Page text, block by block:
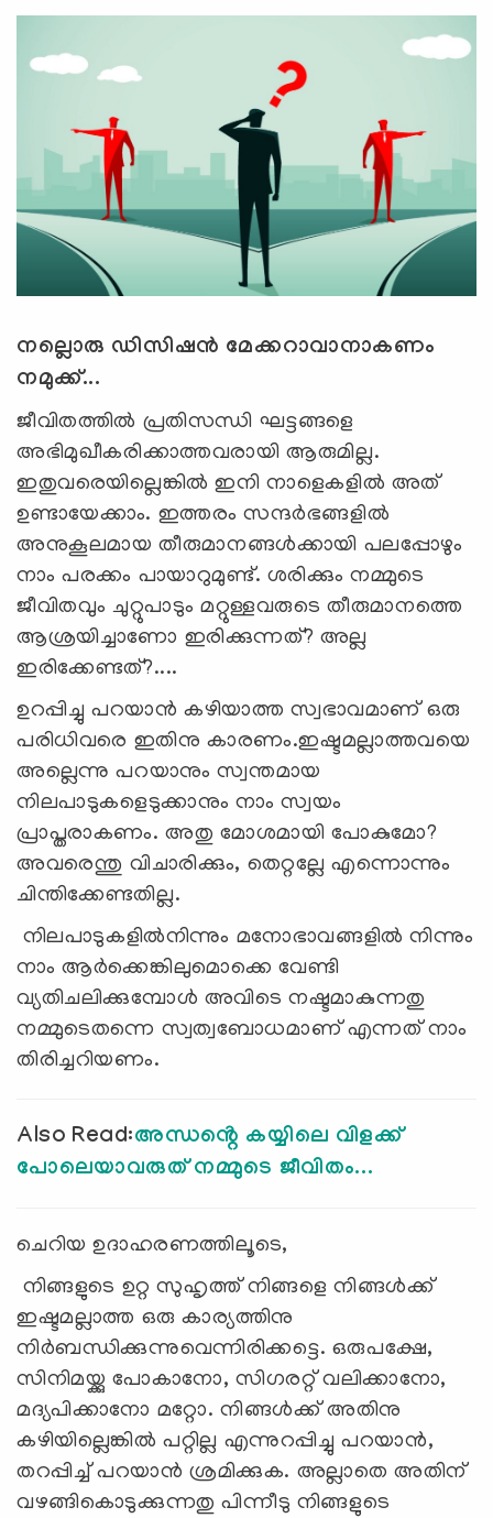
o
നല്ലൊരു ഡിസിഷൻ മേക്കറാവാനാകണം
നമുക്ക്...
ജീവിതത്തില്‍ പ്രതിസന്ധി ഘട്ടങ്ങളെ
അഭിമുഖീകരിക്കാത്തവരായി ആരുമില്ല.
ഇതുവരെയില്ലെങ്കില്‍ ഇനി നാളെകളിൽ അത്
ഉണ്ടായേക്കാം. ഇത്തരം സന്ദര്‍ഭങ്ങളില്‍
അനുകൂലമായ തീരുമാനങ്ങള്‍ക്കായി പലപ്പോഴും
നാം പരക്കം പായാറുമുണ്ട്. ശരിക്കും നമ്മുടെ
ജീവിതവും ചുറ്റുപാടും മറ്റുള്ളവരുടെ തീരുമാനത്തെ
ആശ്രയിച്ചാണോ ഇരിക്കുന്നത്? അല്ല
ഇരിക്കേണ്ടത്?....
ഉറപ്പിച്ചു പറയാന്‍ കഴിയാത്ത സ്വഭാവമാണ് ഒരു
പരിധിവരെ ഇതിനു കാരണം.ഇഷ്ടമല്ലാത്തവയെ
അല്ലെന്നു പറയാനും സ്വന്തമായ
നിലപാടുകളെടുക്കാനും നാം സ്വയം
പ്രാപ്തരാകണം. അതു മോശമായി പോകുമോ?
അവരെന്തു വിചാരിക്കും, തെറ്റല്ലേ എന്നൊന്നും
ചിന്തിക്കേണ്ടതില്ല.
നിലപാടുകളില്‍നിന്നും മനോഭാവങ്ങളില്‍ നിന്നും
നാം ആര്‍ക്കെങ്കിലുമൊക്കെ വേണ്ടി
വ്യതിചലിക്കുമ്പോള്‍ അവിടെ നഷ്ടമാകുന്നതു
നമ്മുടെതന്നെ സ്വത്വബോധമാണ് എന്നത് നാം
തിരിച്ചറിയണം.
Also Read:അന്ധൻ്റെ കയ്യിലെ വിളക്ക്
പോലെയാവരുത് നമ്മുടെ ജീവിതം...
ചെറിയ ഉദാഹരണത്തിലൂടെ,
നിങ്ങളുടെ ഉറ്റ സുഹൃത്ത് നിങ്ങളെ നിങ്ങള്‍ക്ക്
ഇഷ്ടമല്ലാത്ത ഒരു കാര്യത്തിനു
നിര്‍ബന്ധിക്കുന്നുവെന്നിരിക്കട്ടെ. ഒരുപക്ഷേ,
സിനിമയ്ക്കു പോകാനോ, സിഗരറ്റ് വലിക്കാനോ,
മദ്യപിക്കാനോ മറ്റോ. നിങ്ങള്‍ക്ക് അതിനു
കഴിയില്ലെങ്കില്‍ പറ്റില്ല എന്നുറപ്പിച്ചു പറയാന്‍,
തറപ്പിച്ച് പറയാൻ ശ്രമിക്കുക. അല്ലാതെ അതിന്
വഴങ്ങികൊടുക്കുന്നതു പിന്നീടു നിങ്ങളുടെ